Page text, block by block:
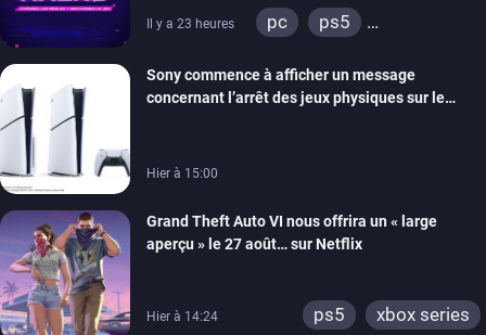
Il y a 23 heures pc
ps5
ios
android
xbox one
switch 2
Sony commence à afficher un message
concernant l’arrêt des jeux physiques sur le
Hier à 15:00
Grand Theft Auto VI nous offrira un « large
aperçu » le 27 août… sur Netflix
Hier à 14:24 ps5 xbox series